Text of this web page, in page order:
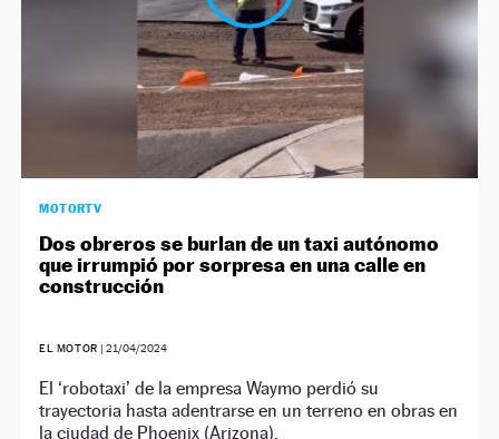
MOTORTV
Dos obreros se burlan de un taxi autónomo
que irrumpió por sorpresa en una calle en
construcción
EL MOTOR | 21/04/2024
El ‘robotaxi’ de la empresa Waymo perdió su
trayectoria hasta adentrarse en un terreno en obras en
la ciudad de Phoenix (Arizona).